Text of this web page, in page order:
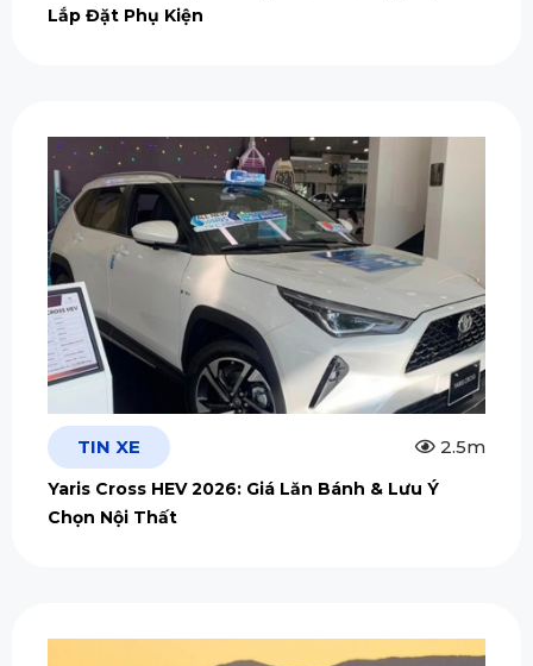
Lắp Đặt Phụ Kiện
TIN XE 2.5m
Yaris Cross HEV 2026: Giá Lăn Bánh & Lưu Ý
Chọn Nội Thất